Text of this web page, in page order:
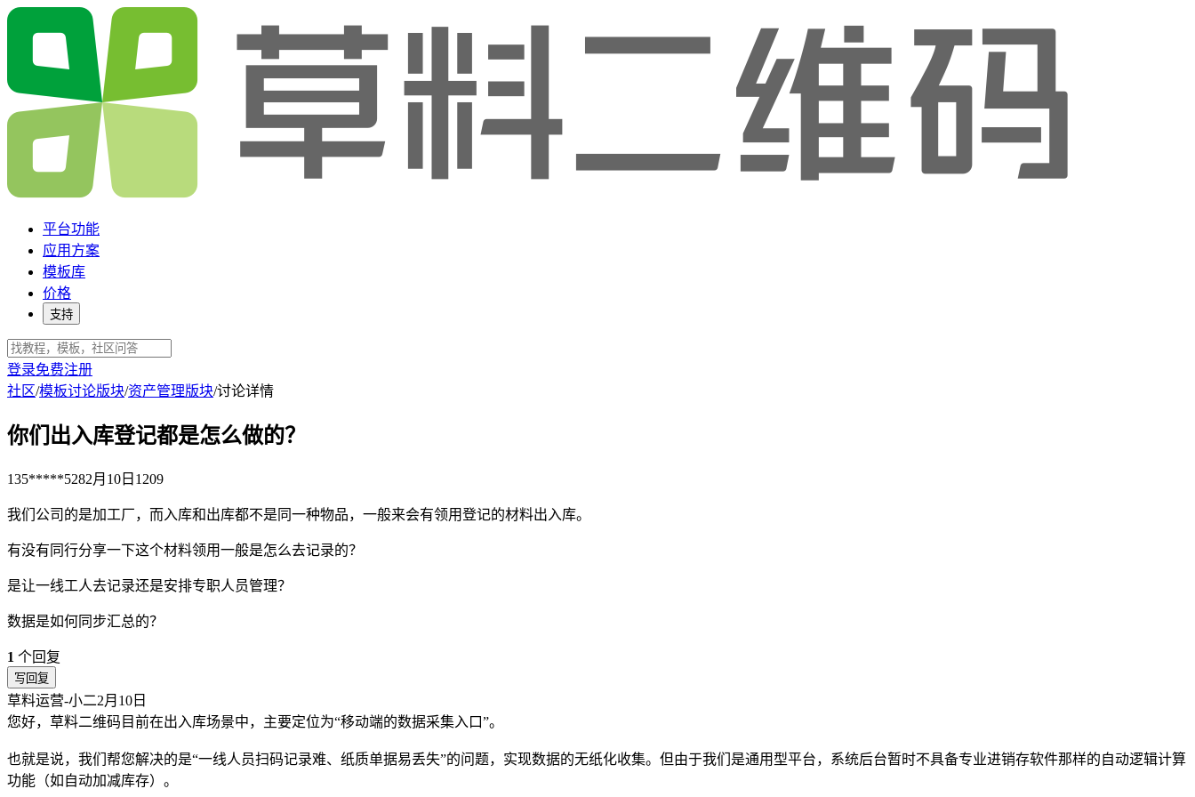
平台功能
应用方案
模板库
价格
支持
登录免费注册
社区/模板讨论版块/资产管理版块/讨论详情
你们出入库登记都是怎么做的？
135*****5282月10日 1209
我们公司的是加工厂，而入库和出库都不是同一种物品，一般来会有领用登记的材料出入库。
有没有同行分享一下这个材料领用一般是怎么去记录的？
是让一线工人去记录还是安排专职人员管理？
数据是如何同步汇总的？
1 个回复
写回复
草料运营-小二2月10日
您好，草料二维码目前在出入库场景中，主要定位为“移动端的数据采集入口”。
也就是说，我们帮您解决的是“一线人员扫码记录难、纸质单据易丢失”的问题，实现数据的无纸化收集。但由于我们是通用型平台，系统后台暂时不具备专业进销存软件那样的自动逻辑计算
功能（如自动加减库存）。